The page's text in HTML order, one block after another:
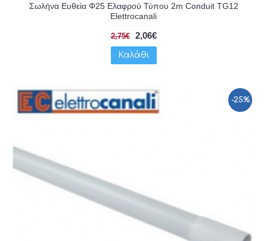
Σωλήνα Ευθεία Φ25 Ελαφρού Τύπου 2m Conduit TG12
Elettrocanali
2,75€ 2,06€
Καλάθι
-25%